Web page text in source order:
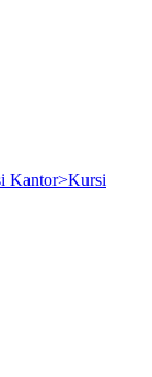
Kantor>Kursi